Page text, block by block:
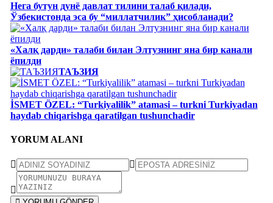
Нега бутун дунё давлат тилини талаб қилади,
Ўзбекистонда эса бу “миллатчилик” ҳисобланади?
«Халқ дарди» талаби билан Элтузнинг яна бир канали
ёпилди
ТАЪЗИЯ
İSMET ÖZEL: “Turkiyalilik” atamasi – turkni Turkiyadan
haydab chiqarishga qaratilgan tushunchadir
YORUM ALANI